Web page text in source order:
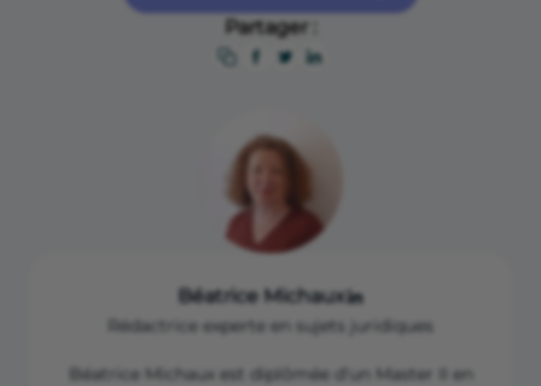
Partager :
Béatrice Michaux
Rédactrice experte en sujets juridiques
Béatrice Michaux est diplômée d'un Master II en